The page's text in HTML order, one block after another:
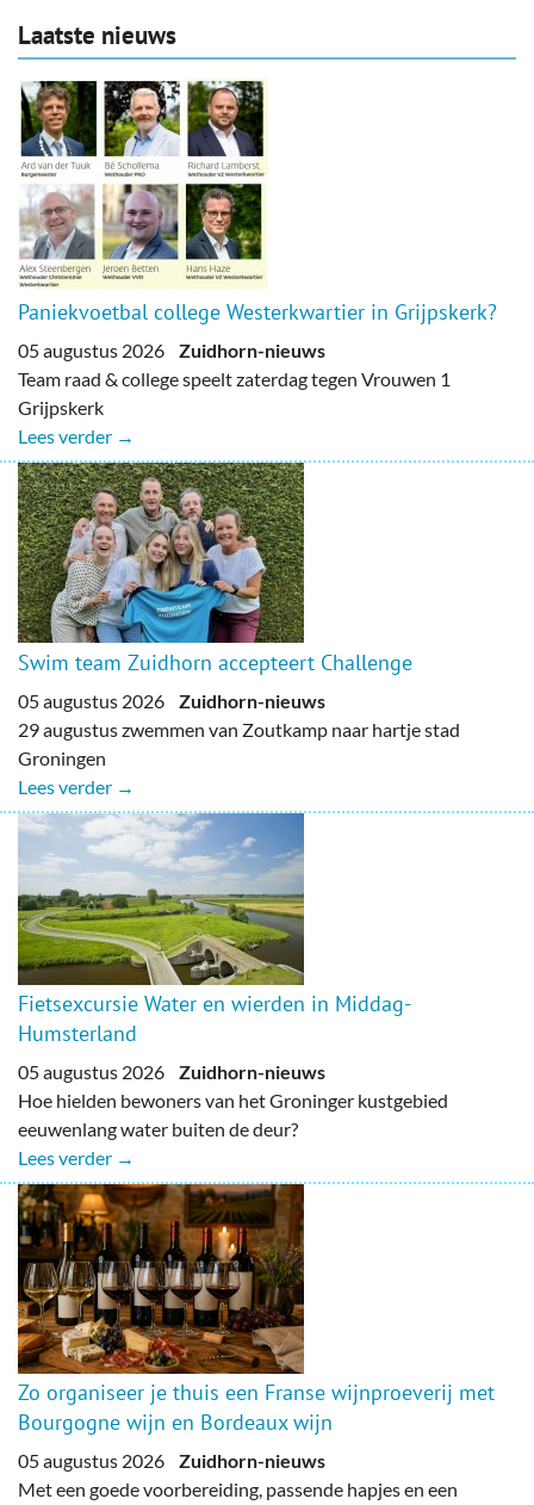
Laatste nieuws
Paniekvoetbal college Westerkwartier in Grijpskerk?
05 augustus 2026 Zuidhorn-nieuws
Team raad & college speelt zaterdag tegen Vrouwen 1
Grijpskerk
Lees verder →
Swim team Zuidhorn accepteert Challenge
05 augustus 2026 Zuidhorn-nieuws
29 augustus zwemmen van Zoutkamp naar hartje stad
Groningen
Lees verder →
Fietsexcursie Water en wierden in Middag-
Humsterland
05 augustus 2026 Zuidhorn-nieuws
Hoe hielden bewoners van het Groninger kustgebied
eeuwenlang water buiten de deur?
Lees verder →
Zo organiseer je thuis een Franse wijnproeverij met
Bourgogne wijn en Bordeaux wijn
05 augustus 2026 Zuidhorn-nieuws
Met een goede voorbereiding, passende hapjes en een